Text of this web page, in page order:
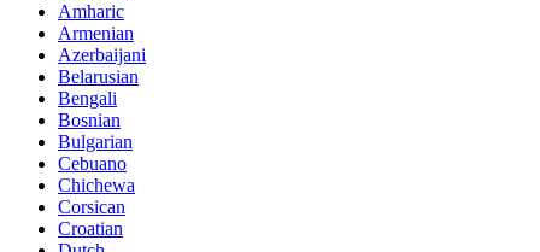
Amharic
Armenian
Azerbaijani
Belarusian
Bengali
Bosnian
Bulgarian
Cebuano
Chichewa
Corsican
Croatian